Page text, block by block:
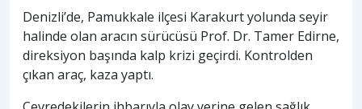
Denizli’de, Pamukkale ilçesi Karakurt yolunda seyir
halinde olan aracın sürücüsü Prof. Dr. Tamer Edirne,
direksiyon başında kalp krizi geçirdi. Kontrolden
çıkan araç, kaza yaptı.